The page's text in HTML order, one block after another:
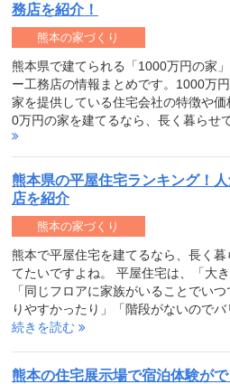
務店を紹介！
熊本県で建てられる「1000万円の家
ー工務店の情報まとめです。1000万
家を提供している住宅会社の特徴や
0万円の家を建てるなら、長く暮らせ
熊本の家づくり
熊本県の平屋住宅ランキング！
店を紹介
熊本で平屋住宅を建てるなら、長く
てたいですよね。 平屋住宅は、「大
「同じフロアに家族がいることでい
りやすかったり」「階段がないのでバ
続きを読む
熊本の家づくり
熊本の住宅展示場で宿泊体験が